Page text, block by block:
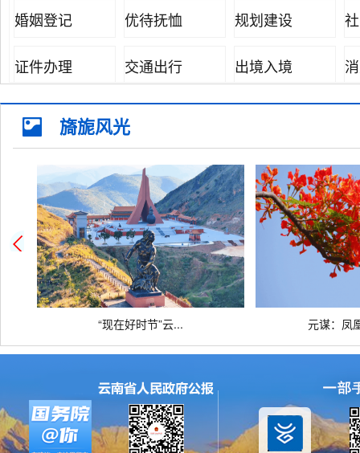
婚姻登记 优待抚恤 规划建设
证件办理 交通出行 出境入境
公共安全
离职退休
旖旎风光
“现在好时节”云... 元谋：凤